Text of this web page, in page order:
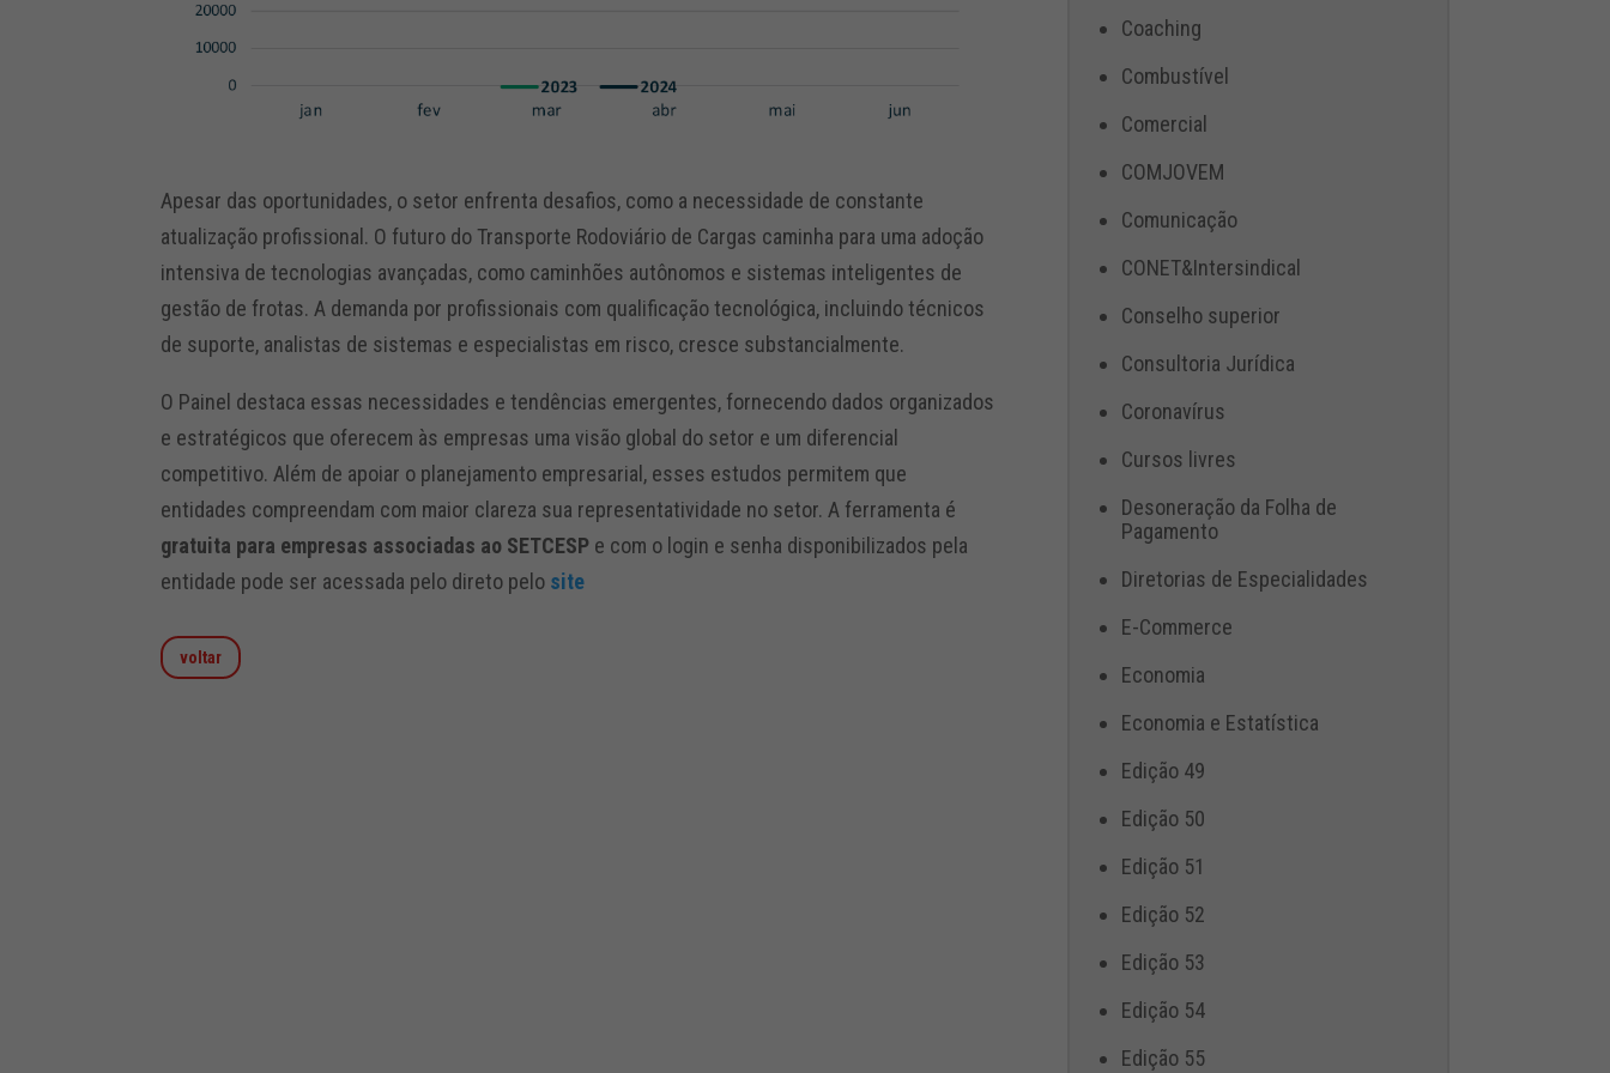
Apesar das oportunidades, o setor enfrenta desafios, como a necessidade de constante
atualização profissional. O futuro do Transporte Rodoviário de Cargas caminha para uma adoção
intensiva de tecnologias avançadas, como caminhões autônomos e sistemas inteligentes de
gestão de frotas. A demanda por profissionais com qualificação tecnológica, incluindo técnicos
de suporte, analistas de sistemas e especialistas em risco, cresce substancialmente.
O Painel destaca essas necessidades e tendências emergentes, fornecendo dados organizados
e estratégicos que oferecem às empresas uma visão global do setor e um diferencial
competitivo. Além de apoiar o planejamento empresarial, esses estudos permitem que
entidades compreendam com maior clareza sua representatividade no setor. A ferramenta é
gratuita para empresas associadas ao SETCESP e com o login e senha disponibilizados pela
entidade pode ser acessada pelo direto pelo site
voltar
Coaching
Combustível
Comercial
COMJOVEM
Comunicação
CONET&Intersindical
Conselho superior
Consultoria Jurídica
Coronavírus
Cursos livres
Desoneração da Folha de
Pagamento
Diretorias de Especialidades
E-Commerce
Economia
Economia e Estatística
Edição 49
Edição 50
Edição 51
Edição 52
Edição 53
Edição 54
Edição 55